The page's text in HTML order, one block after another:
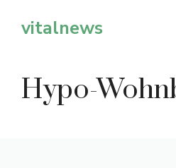
Inhaltvitalnews
Hypo-